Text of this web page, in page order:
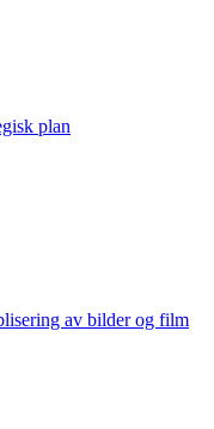
plan
av bilder og film